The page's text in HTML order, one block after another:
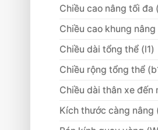
Chiều cao nâng tối đa
Chiều cao khung
Chiều dài tổng thể (l1)
Chiều rộng tổng thể
Chiều dài thân xe đến
Kích thước càng nâng